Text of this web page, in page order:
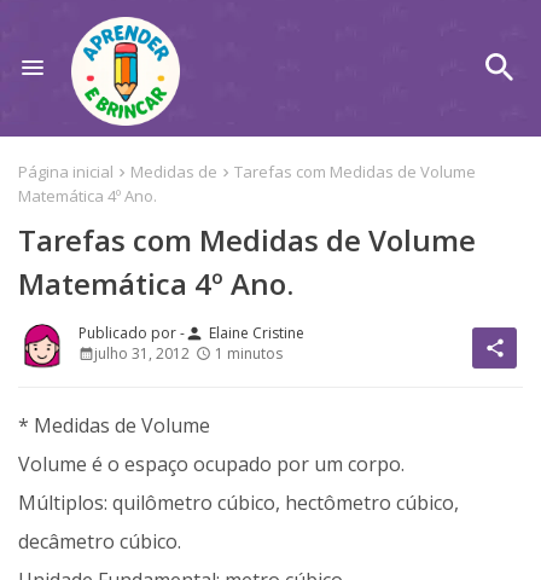
Página inicial Medidas de
Tarefas com Medidas de Volume
Matemática 4º Ano.
Tarefas com Medidas de Volume
Matemática 4º Ano.
person Elaine Cristine
julho 31, 2012
1 minutos share
* Medidas de Volume
Volume é o espaço ocupado por um corpo.
Múltiplos: quilômetro cúbico, hectômetro cúbico,
decâmetro cúbico.